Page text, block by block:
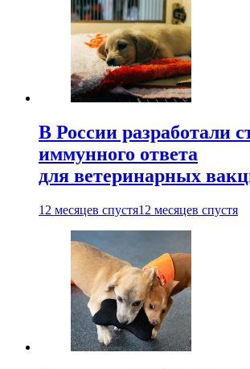
В России разработали
иммунного ответа
для ветеринарных
12 месяцев спустя12 месяцев спустя